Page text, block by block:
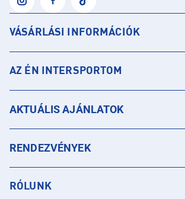
VÁSÁRLÁSI INFORMÁCIÓK
AZ ÉN INTERSPORTOM
AKTUÁLIS AJÁNLATOK
RENDEZVÉNYEK
RÓLUNK